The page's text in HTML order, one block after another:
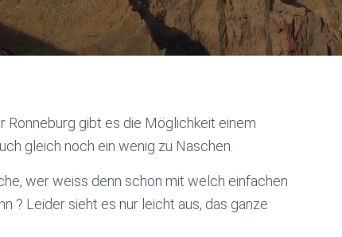
gibt es die Möglichkeit einem
gleich noch ein wenig zu Naschen.
wer weiss denn schon mit welch einfachen
? Leider sieht es nur leicht aus, das ganze